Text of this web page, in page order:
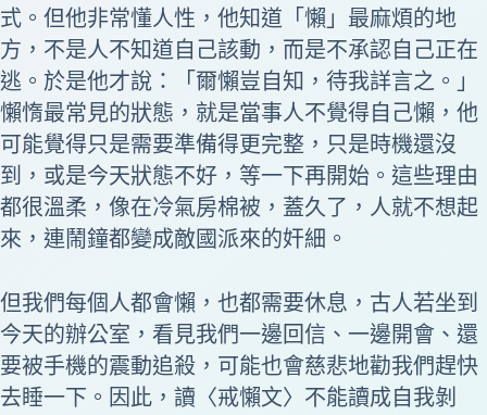
式。但他非常懂人性，他知道「懶」最麻煩的地
方，不是人不知道自己該動，而是不承認自己正在
逃。於是他才說：「爾懶豈自知，待我詳言之。」
懶惰最常見的狀態，就是當事人不覺得自己懶，他
可能覺得只是需要準備得更完整，只是時機還沒
到，或是今天狀態不好，等一下再開始。這些理由
都很溫柔，像在冷氣房棉被，蓋久了，人就不想起
來，連鬧鐘都變成敵國派來的奸細。
但我們每個人都會懶，也都需要休息，古人若坐到
今天的辦公室，看見我們一邊回信、一邊開會、還
要被手機的震動追殺，可能也會慈悲地勸我們趕快
去睡一下。因此，讀〈戒懶文〉不能讀成自我剝